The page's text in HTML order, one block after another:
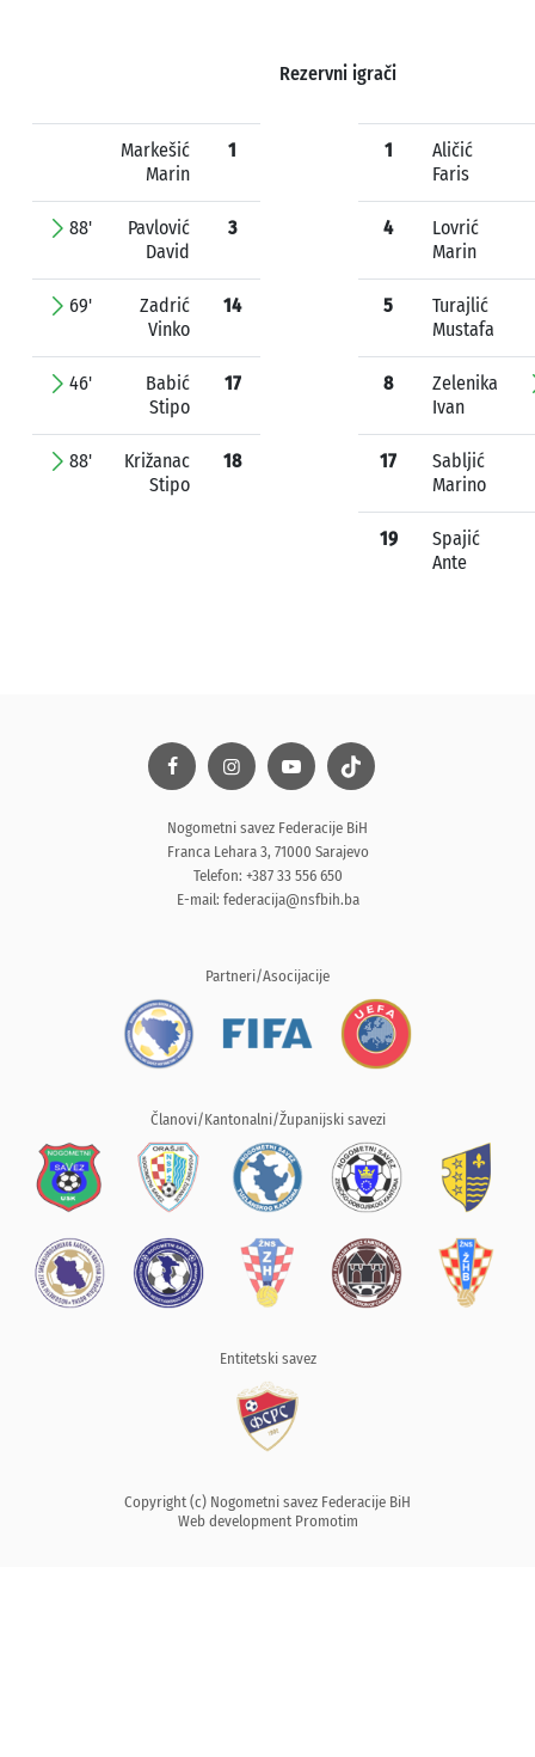
Rezervni igrači
Markešić
Marin
1
88'
Pavlović
David
3
69'
Zadrić
Vinko
14
46'
Babić
Stipo
17
88'
Križanac
Stipo
18
1
Aličić
Faris
4
Lovrić
Marin
5
Turajlić
Mustafa
8
Zelenika
Ivan
17
Sabljić
Marino
19
Spajić
Ante
Nogometni savez Federacije BiH
Franca Lehara 3, 71000 Sarajevo
Telefon: +387 33 556 650
E-mail: federacija@nsfbih.ba
Partneri/Asocijacije
Članovi/Kantonalni/Županijski savezi
Entitetski savez
Copyright (c) Nogometni savez Federacije BiH
Web development Promotim